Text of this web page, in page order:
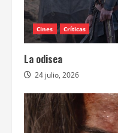
Cines Críticas
La odisea
24 julio, 2026